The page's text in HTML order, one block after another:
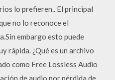
lo prefieren.. El principal
no lo reconoce el
embargo esto puede
rápida. ¿Qué es un archivo
como Free Lossless Audio
de audio por pérdida de